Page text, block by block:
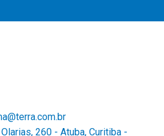
Olarias, 260 - Atuba, Curitiba -